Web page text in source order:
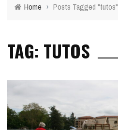
Home › Posts Tagged "tutos"
TAG: TUTOS